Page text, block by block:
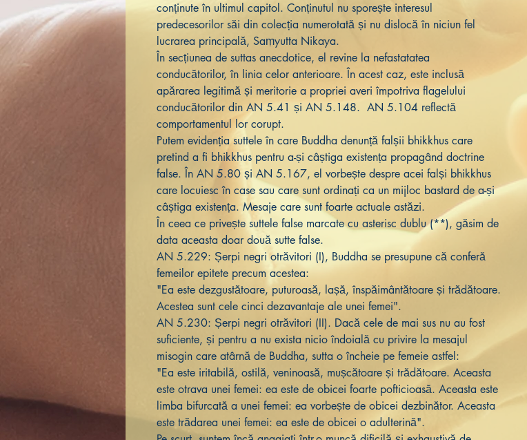
conținute în ultimul capitol. Conținutul nu sporește interesul
predecesorilor săi din colecția numerotată și nu dislocă în niciun fel
lucrarea principală, Saṃyutta Nikaya.
În secțiunea de suttas anecdotice, el revine la nefastatatea
conducătorilor, în linia celor anterioare. În acest caz, este inclusă
apărarea legitimă și meritorie a propriei averi împotriva flagelului
conducătorilor din AN 5.41 și AN 5.148. AN 5.104 reflectă
comportamentul lor corupt.
Putem evidenția suttele în care Buddha denunță falșii bhikkhus care
pretind a fi bhikkhus pentru a-și câștiga existența propagând doctrine
false. În AN 5.80 și AN 5.167, el vorbește despre acei falși bhikkhus
care locuiesc în case sau care sunt ordinați ca un mijloc bastard de a-și
câștiga existența. Mesaje care sunt foarte actuale astăzi.
În ceea ce privește suttele false marcate cu asterisc dublu (**), găsim de
data aceasta doar două sutte false.
AN 5.229: Șerpi negri otrăvitori (I), Buddha se presupune că conferă
femeilor epitete precum acestea:
"Ea este dezgustătoare, puturoasă, lașă, înspăimântătoare și trădătoare.
Acestea sunt cele cinci dezavantaje ale unei femei".
AN 5.230: Șerpi negri otrăvitori (II). Dacă cele de mai sus nu au fost
suficiente, și pentru a nu exista nicio îndoială cu privire la mesajul
misogin care atârnă de Buddha, sutta o încheie pe femeie astfel:
"Ea este iritabilă, ostilă, veninoasă, mușcătoare și trădătoare. Aceasta
este otrava unei femei: ea este de obicei foarte pofticioasă. Aceasta este
limba bifurcată a unei femei: ea vorbește de obicei dezbinător. Aceasta
este trădarea unei femei: ea este de obicei o adulterină".